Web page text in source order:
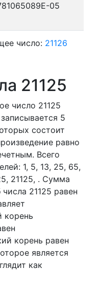
05
число: 21126
21125
число 21125
5
состоит
равно
Всего
1, 5, 13, 25, 65,
21125, . Сумма
21125 равен
корень
корень равен
является
как